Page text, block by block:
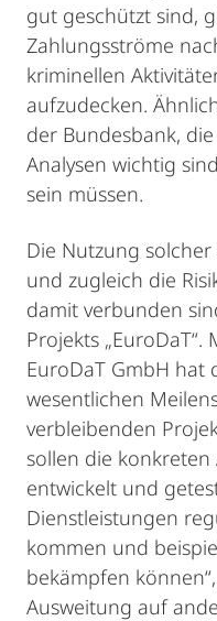
gut geschützt sind,
Zahlungsströme
kriminellen
aufzudecken.
der Bundesbank,
Analysen wichtig
sein müssen.
Die Nutzung
und zugleich die
damit verbunden
Projekts
EuroDaT GmbH hat
wesentlichen
verbleibenden
sollen die
entwickelt und
Dienstleistungen
kommen und
bekämpfen
Ausweitung auf